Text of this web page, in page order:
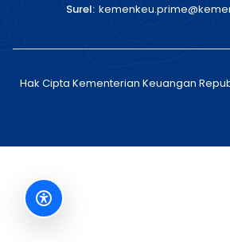
Surel:
Hak Cipta Kementerian Keuangan